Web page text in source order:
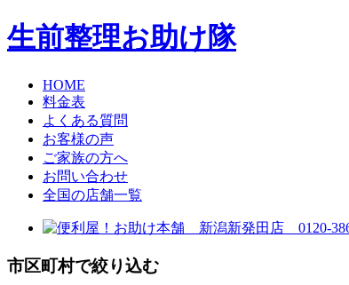
生前整理お助け隊
HOME
料金表
よくある質問
お客様の声
ご家族の方へ
お問い合わせ
全国の店舗一覧
市区町村で絞り込む